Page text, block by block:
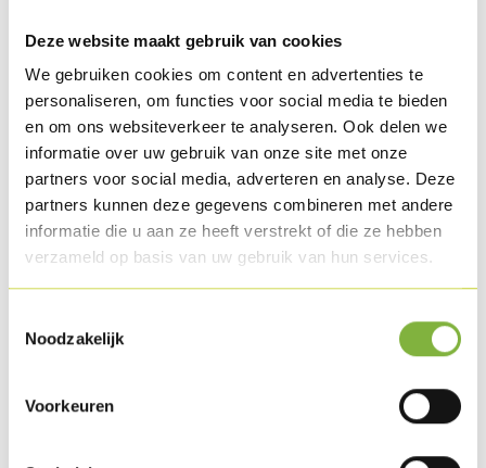
Deze website maakt gebruik van cookies
We gebruiken cookies om content en advertenties te
personaliseren, om functies voor social media te bieden
en om ons websiteverkeer te analyseren. Ook delen we
informatie over uw gebruik van onze site met onze
partners voor social media, adverteren en analyse. Deze
partners kunnen deze gegevens combineren met andere
informatie die u aan ze heeft verstrekt of die ze hebben
verzameld op basis van uw gebruik van hun services.
Noodzakelijk
Voorkeuren
Bereiding
Bak de Kalkoenborstschnitsels aan beide zijden in
arachideolie. Bak het naanbrood 2 min. in een oven van
180°C. tot het lauw is.
Cutter de kikkererwten samen met de sojaroom, het sap
slazwierder.